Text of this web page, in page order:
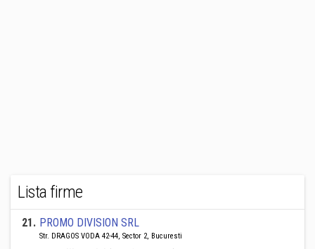
Lista firme
21. PROMO DIVISION SRL
Str. DRAGOS VODA 42-44, Sector 2, Bucuresti